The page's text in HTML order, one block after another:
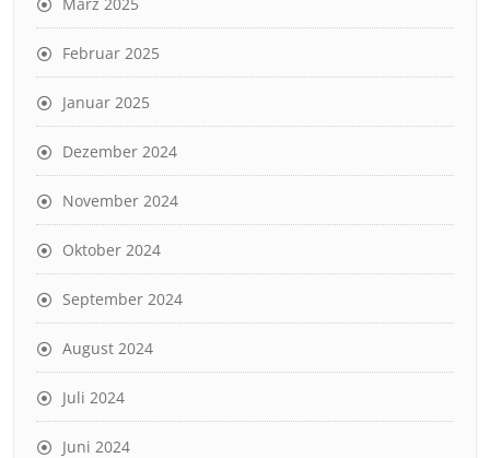
Februar 2025
Januar 2025
Dezember 2024
November 2024
Oktober 2024
September 2024
August 2024
Juli 2024
Juni 2024